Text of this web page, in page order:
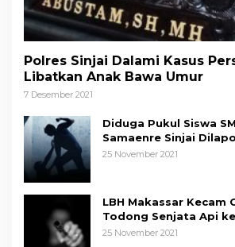
Polres Sinjai Dalami Kasus
Libatkan Anak Bawa Umur
7 Desember 2021
Diduga Pukul Siswa
Samaenre Sinjai
25 November 2021
LBH Makassar Kecam
Todong Senjata Api
Kapolda Sulsel Tindak
25 November 2021